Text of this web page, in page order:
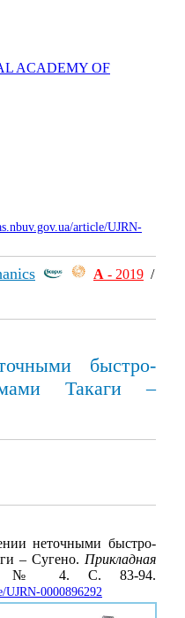
ACADEMY OF
article/UJRN-
А - 2019 /
быстро-
Такаги –
неточными быстро-
– Сугено. Прикладная
№ 4. С. 83-94.
UJRN-0000896292